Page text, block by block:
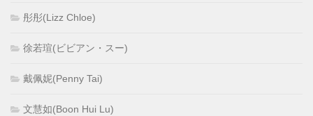
彤彤(Lizz Chloe)
徐若瑄(ビビアン・スー)
戴佩妮(Penny Tai)
文慧如(Boon Hui Lu)